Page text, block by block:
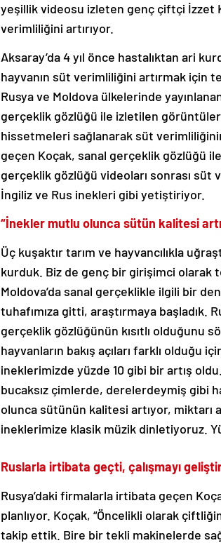
yeşillik videosu izleten genç çiftçi İzzet
verimliliğini artırıyor.
Aksaray’da 4 yıl önce hastalıktan ari
hayvanın süt verimliliğini artırmak için
Rusya ve Moldova ülkelerinde
gerçeklik gözlüğü ile izletilen
hissetmeleri sağlanarak süt
geçen Koçak, sanal gerçeklik gözlüğü
gerçeklik gözlüğü videoları sonrası
İngiliz ve Rus inekleri gibi yetiştiriyor.
“İnekler mutlu olunca sütün kalitesi
Üç kuşaktır tarım ve hayvancılıkla
kurduk. Biz de genç bir girişimci olarak
Moldova’da sanal gerçeklikle ilgili bir
tuhafımıza gitti, araştırmaya başladık.
gerçeklik gözlüğünün kısıtlı olduğunu
hayvanların bakış açıları farklı olduğu
ineklerimizde yüzde 10 gibi bir artış
bucaksız çimlerde, derelerdeymiş gibi
olunca sütünün kalitesi artıyor, miktarı
ineklerimize klasik müzik dinletiyoruz.
Ruslarla irtibata geçti, çalışmayı
Rusya’daki firmalarla irtibata geçen
planlıyor. Koçak, “Öncelikli olarak
takip ettik. Bire bir tekli makinelerde